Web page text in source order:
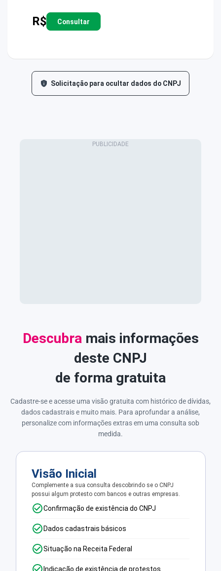
R$ Consultar
Solicitação para ocultar dados do CNPJ
Descubra mais informações
deste CNPJ
de forma gratuita
Cadastre-se e acesse uma visão gratuita com histórico de dívidas,
dados cadastrais e muito mais. Para aprofundar a análise,
personalize com informações extras em uma consulta sob
medida.
Visão Inicial
Complemente a sua consulta descobrindo se o CNPJ
possui algum protesto com bancos e outras empresas.
Confirmação de existência do CNPJ
Dados cadastrais básicos
Situação na Receita Federal
Indicação de existência de protestos